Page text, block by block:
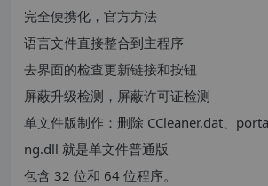
完全便携化，官方方法
语言文件直接整合到主程序
去界面的检查更新链接和按钮
屏蔽升级检测，屏蔽许可证检测
单文件版制作：删除 CCleaner.dat、
ng.dll 就是单文件普通版
包含 32 位和 64 位程序。